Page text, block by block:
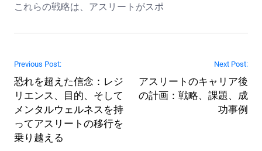
これらの戦略は、アスリートがスポ
Post navigation
Previous Post:
恐れを超えた信念：レジ
リエンス、目的、そして
メンタルウェルネスを持
ってアスリートの移行を
乗り越える
Next Post:
アスリートのキャリア後
の計画：戦略、課題、成
功事例